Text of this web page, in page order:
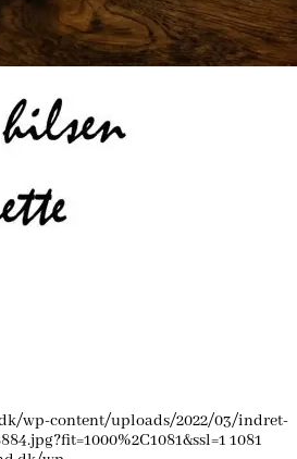
wp-content/uploads/2022/03/indret-
1081